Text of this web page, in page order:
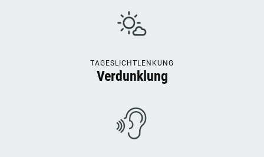
TAGESLICHTLENKUNG
Verdunklung